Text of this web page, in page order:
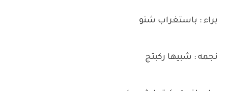
براء : باستغراب شنو
نجمه : شبيها ركبتج